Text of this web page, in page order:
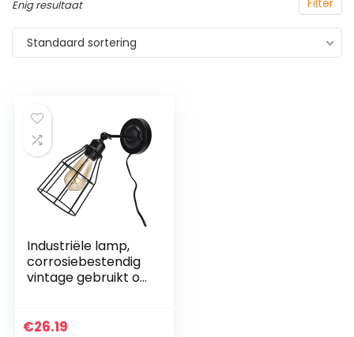
Filter
Enig resultaat
Standaard sortering
Industriële lamp,
corrosiebestendig
vintage gebruikt op
zwart voor
€26.19